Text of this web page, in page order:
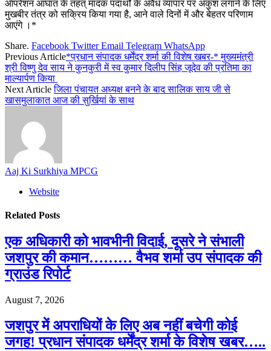
ऑपरेशन आघात के तहत् मादक पदार्थों के अवैध व्यापार पर अंकुश लगाने के लिए
मुखबीर तंत्र को सक्रिय किया गया है, आने वाले दिनों में और बेहतर परिणाम
आएंगे ।*
Share. Facebook Twitter Email Telegram WhatsApp
Previous Article*प्रधान संपादक धर्मेंद्र शर्मा की विशेष खबर-* मुख्यमंत्री
श्री विष्णु देव साय ने कुनकुरी में स्व कुमार दिलीप सिंह जूदेव की प्रतिमा का
माल्यार्पण किया
Next Articleजिला पंचायत अध्यक्ष बनने के बाद सालिक साय जी से
खासमुलाकात आज की सुर्खियां के साथ
Aaj Ki Surkhiya MPCG
Website
Related Posts
एक अधिकारी को भावभीनी विदाई, दूसरे ने संभाली
जशपुर की कमान……… वैभव शर्मा उप संपादक की
ग्राउंड रिपोर्ट
August 7, 2026
जशपुर में अपराधियों के लिए अब नहीं बचेगी कोई
जगह! प्रधान संपादक धर्मेंद्र शर्मा के विशेष खबर…..